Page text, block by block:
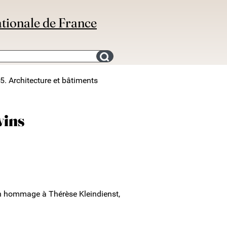
de France
Search for an bibliography
Architecture et bâtiments
à Thérèse Kleindienst,